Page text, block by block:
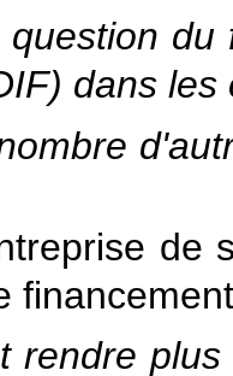
dans les
de
rendre